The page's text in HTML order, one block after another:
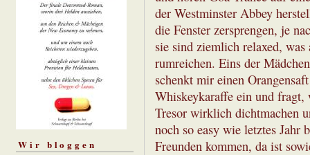
Wir bloggen
der Westminster Abbey
die Fenster zersprengen, je
sie sind ziemlich relaxed,
rumreichen. Eins der
schenkt mir einen
Whiskeykaraffe ein und
Tresor wirklich dichtmachen
noch so easy wie letztes
Freunden kommen, da ist